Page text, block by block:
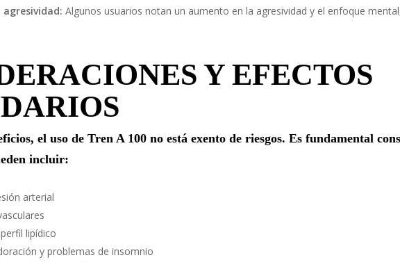
Algunos usuarios notan un aumento en la agresividad y el enfoque
Y EFECTOS
el uso de Tren A 100 no está exento de riesgos. Es fundamental
incluir:
arterial
lipídico
y problemas de insomnio